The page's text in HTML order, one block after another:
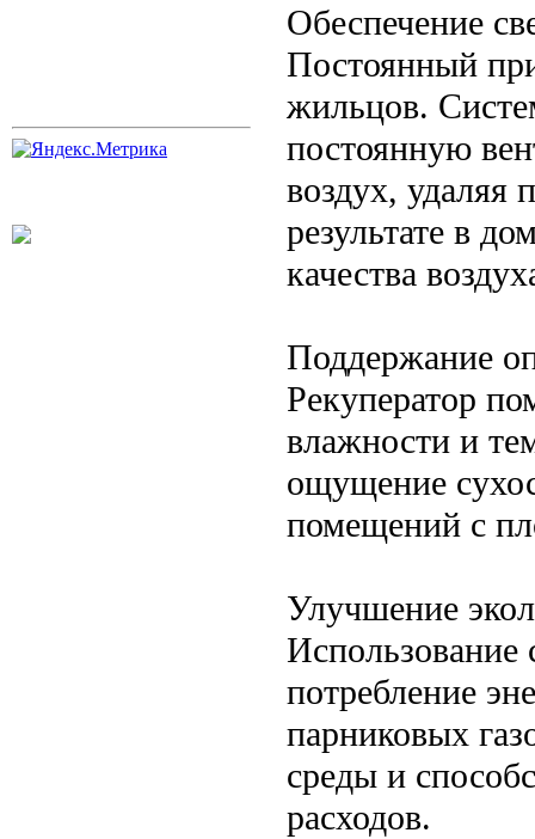
Обеспечение
Постоянный
жильцов.
постоянную
воздух, удаляя
результате в
качества
Поддержание
Рекуператор
влажности и
ощущение
помещений с
Улучшение
Использование
потребление
парниковых
среды и
расходов.